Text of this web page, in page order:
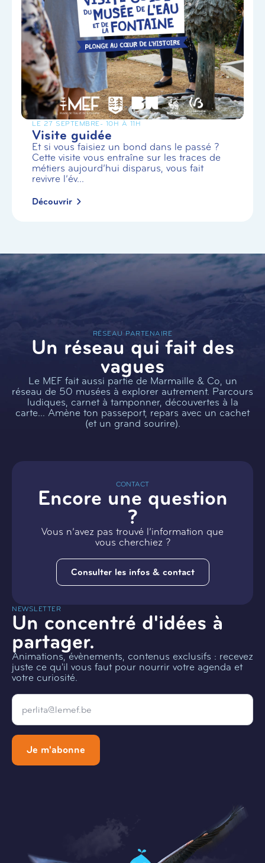
LE 27 SEPTEMBRE- 10H À 11H
Visite guidée
Et si vous faisiez un bond dans le passé ?
Cette visite vous entraîne sur les traces de
métiers aujourd’hui disparus, vous fait
revivre l’év...
Découvrir
RÉSEAU PARTENAIRE
Un réseau qui fait des
vagues
Le MEF fait aussi partie de Marmaille & Co, un
réseau de 50 musées à explorer autrement. Parcours
ludiques, carnet à tamponner, découvertes à la
carte… Amène ton passeport, repars avec un cachet
(et un grand sourire).
CONTACT
Encore une question
?
Vous n’avez pas trouvé l’information que
vous cherchiez ?
Consulter les infos & contact
NEWSLETTER
Un concentré d'idées à
partager.
Animations, évènements, contenus exclusifs : recevez
juste ce qu'il vous faut pour nourrir votre agenda et
votre curiosité.
Email
Je m'abonne